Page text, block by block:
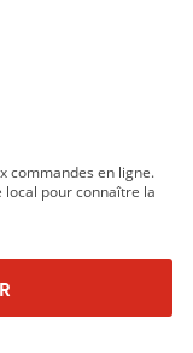
commandes en ligne.
pour connaître la